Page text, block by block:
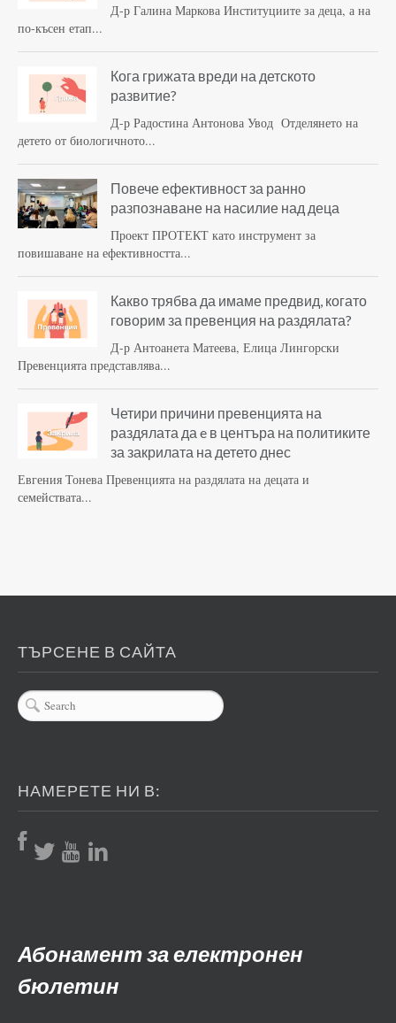
Д-р Галина Маркова Институциите за деца, а на
по-късен етап...
Кога грижата вреди на детското
развитие?
Д-р Радостина Антонова Увод Отделянето на
детето от биологичното...
Повече ефективност за ранно
разпознаване на насилие над деца
Проект ПРОТЕКТ като инструмент за
повишаване на ефективността...
Какво трябва да имаме предвид, когато
говорим за превенция на раздялата?
Д-р Антоанета Матеева, Елица Лингорски
Превенцията представлява...
Четири причини превенцията на
раздялата да e в центъра на политиките
за закрилата на детето днес
Евгения Тонева Превенцията на раздялата на децата и
семействата...
ТЪРСЕНЕ В САЙТА
НАМЕРЕТЕ НИ В:
Абонамент за електронен
бюлетин